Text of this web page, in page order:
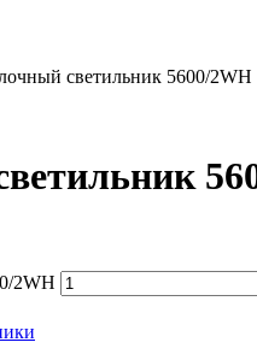
светильник 5600/2WH
2WH